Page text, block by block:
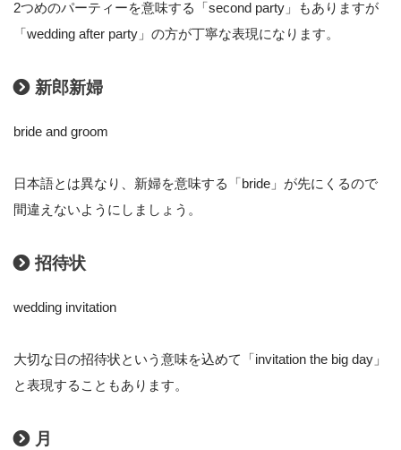
2つめのパーティーを意味する「second party」もありますが
「wedding after party」の方が丁寧な表現になります。
新郎新婦
bride and groom
日本語とは異なり、新婦を意味する「bride」が先にくるので
間違えないようにしましょう。
招待状
wedding invitation
大切な日の招待状という意味を込めて「invitation the big day」
と表現することもあります。
月